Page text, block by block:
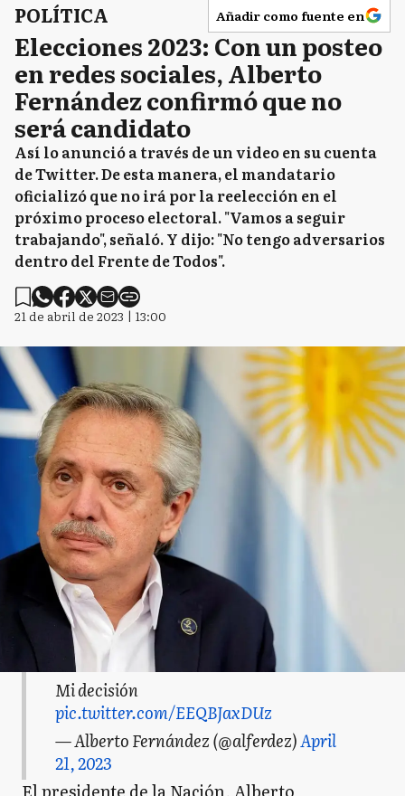
POLÍTICA Añadir como fuente en
Elecciones 2023: Con un posteo
en redes sociales, Alberto
Fernández confirmó que no
será candidato
Así lo anunció a través de un video en su cuenta
de Twitter. De esta manera, el mandatario
oficializó que no irá por la reelección en el
próximo proceso electoral. "Vamos a seguir
trabajando", señaló. Y dijo: "No tengo adversarios
dentro del Frente de Todos".
21 de abril de 2023 | 13:00
Mi decisión
pic.twitter.com/EEQBJaxDUz
— Alberto Fernández (@alferdez)April
21, 2023